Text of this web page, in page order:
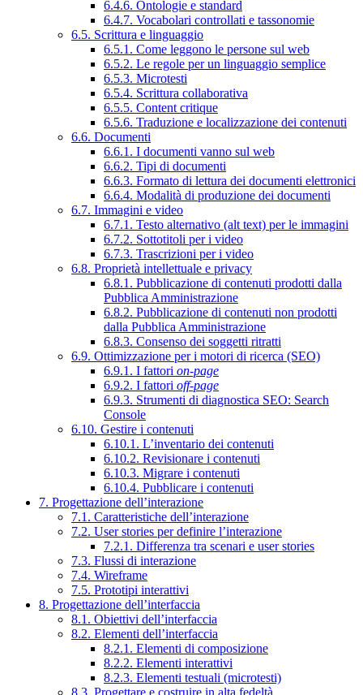
6.4.6. Ontologie e standard
6.4.7. Vocabolari controllati e tassonomie
6.5. Scrittura e linguaggio
6.5.1. Come leggono le persone sul web
6.5.2. Le regole per un linguaggio semplice
6.5.3. Microtesti
6.5.4. Scrittura collaborativa
6.5.5. Content critique
6.5.6. Traduzione e localizzazione dei contenuti
6.6. Documenti
6.6.1. I documenti vanno sul web
6.6.2. Tipi di documenti
6.6.3. Formato di lettura dei documenti elettronici
6.6.4. Modalità di produzione dei documenti
6.7. Immagini e video
6.7.1. Testo alternativo (alt text) per le immagini
6.7.2. Sottotitoli per i video
6.7.3. Trascrizioni per i video
6.8. Proprietà intellettuale e privacy
6.8.1. Pubblicazione di contenuti prodotti dalla
Pubblica Amministrazione
6.8.2. Pubblicazione di contenuti non prodotti
dalla Pubblica Amministrazione
6.8.3. Consenso dei soggetti ritratti
6.9. Ottimizzazione per i motori di ricerca (SEO)
6.9.1. I fattori on-page
6.9.2. I fattori off-page
6.9.3. Strumenti di diagnostica SEO: Search
Console
6.10. Gestire i contenuti
6.10.1. L’inventario dei contenuti
6.10.2. Revisionare i contenuti
6.10.3. Migrare i contenuti
6.10.4. Pubblicare i contenuti
7. Progettazione dell’interazione
7.1. Caratteristiche dell’interazione
7.2. User stories per definire l’interazione
7.2.1. Differenza tra scenari e user stories
7.3. Flussi di interazione
7.4. Wireframe
7.5. Prototipi interattivi
8. Progettazione dell’interfaccia
8.1. Obiettivi dell’interfaccia
8.2. Elementi dell’interfaccia
8.2.1. Elementi di composizione
8.2.2. Elementi interattivi
8.2.3. Elementi testuali (microtesti)
8.3. Progettare e costruire in alta fedeltà